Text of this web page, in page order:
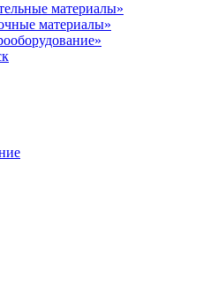
материалы»
материалы»